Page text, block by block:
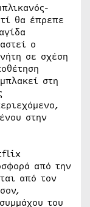
θα έπρεπε
ο
σε σχέση
στη
στην
από την
από τον
του